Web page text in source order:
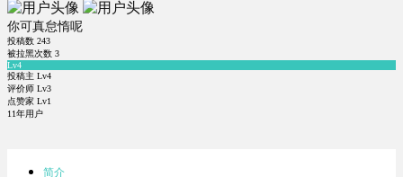
你可真怠惰呢
投稿数 243
被拉黑次数 3
Lv4
投稿主 Lv4
评价师 Lv3
点赞家 Lv1
11年用户
简介